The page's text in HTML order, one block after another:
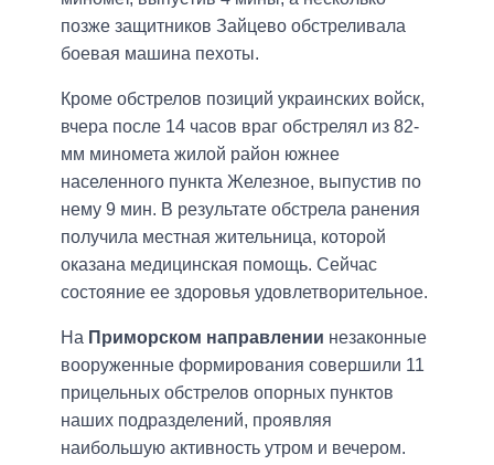
позже защитников Зайцево обстреливала
боевая машина пехоты.
Кроме обстрелов позиций украинских войск,
вчера после 14 часов враг обстрелял из 82-
мм миномета жилой район южнее
населенного пункта Железное, выпустив по
нему 9 мин. В результате обстрела ранения
получила местная жительница, которой
оказана медицинская помощь. Сейчас
состояние ее здоровья удовлетворительное.
На Приморском направлении незаконные
вооруженные формирования совершили 11
прицельных обстрелов опорных пунктов
наших подразделений, проявляя
наибольшую активность утром и вечером.